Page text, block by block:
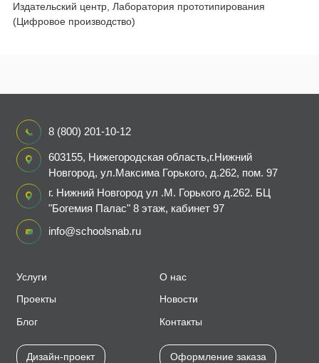
Издательский центр, Лаборатория прототипирования
(Цифровое производство)
Услуги
Проекты
Блог
Дизайн-проект
О нас
Новости
Контакты
Оформление заказа
8 (800) 201-10-12
603155, Нижегородская область,г.Нижний
Новгород, ул.Максима Горького, д.262, пом. 97
г. Нижний Новгород ул .М. Горького д.262. БЦ
"Богемия Палас" 8 этаж, кабинет 97
info@schoolsnab.ru